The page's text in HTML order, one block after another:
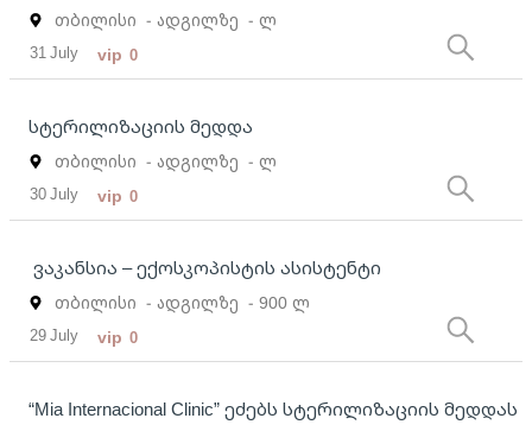
თბილისი - ადგილზე - ლ
31 July vip 0
სტერილიზაციის მედდა
თბილისი - ადგილზე - ლ
30 July vip 0
ვაკანსია – ექოსკოპისტის ასისტენტი
თბილისი - ადგილზე - 900 ლ
29 July vip 0
“Mia Internacional Clinic” ეძებს სტერილიზაციის მედდას